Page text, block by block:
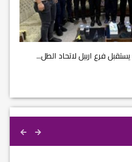
فرع اربيل لاتحاد الطل...